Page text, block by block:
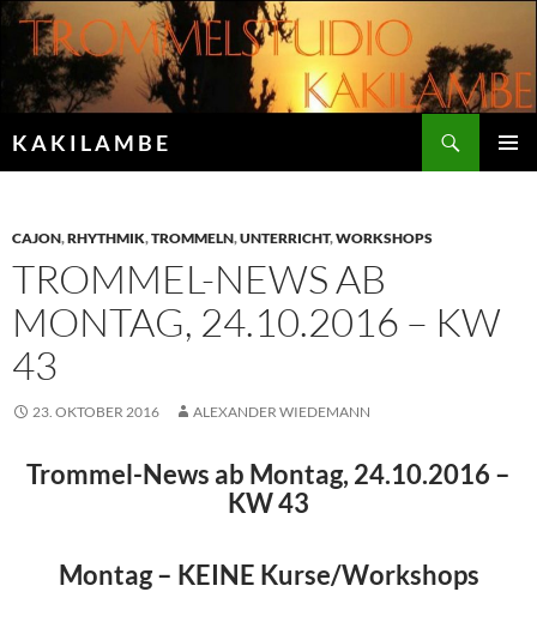
Zum
Inhalt
springen
K A K I L A M B E
CAJON,RHYTHMIK,TROMMELN,UNTERRICHT,WORKSHOPS
TROMMEL-NEWS AB
MONTAG, 24.10.2016 – KW
43
23. OKTOBER 2016 ALEXANDER WIEDEMANN
Trommel-News ab Montag, 24.10.2016 –
KW 43
Montag– KEINE Kurse/Workshops